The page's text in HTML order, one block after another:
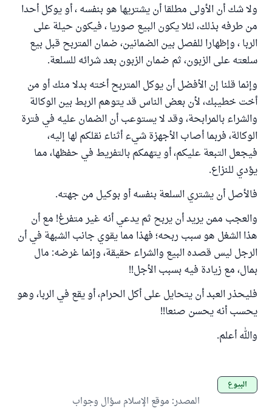
ولا شك أن الأولى مطلقا أن يشتريها هو بنفسه ، أو يوكل أحدا
من طرفه بذلك، لئلا يكون البيع صوريا ، فيكون حيلة على
الربا ، وإظهارا للفصل بين الضمانين، ضمان المتربح قبل بيع
سلعته على الزبون، ثم ضمان الزبون بعد شرائه للسلعة.
وإنما قلنا إن الأفضل أن يوكل المتربح أخته بدلا منك أو من
أخت خطيبك، لأن بعض الناس قد يتوهم الربط بين الوكالة
والشراء بالمرابحة، وقد لا يستوعب أن الضمان عليه في فترة
الوكالة، فربما أصاب الأجهزة شيء أثناء نقلكم لها إليه،
فيجعل التبعة عليكم، أو يتهمكم بالتفريط في حفظها، مما
يؤدي للنزاع.
فالأصل أن يشتري السلعة بنفسه أو بوكيل من جهته.
والعجب ممن يريد أن يربح ثم يدعي أنه غير متفرغ! مع أن
هذا الشغل هو سبب ربحه؛ فهذا مما يقوي جانب الشبهة في أن
الرجل ليس قصده البيع والشراء حقيقة، وإنما غرضه: مال
بمال، مع زيادة فيه بسبب الأجل!!
فليحذر العبد أن يتحايل على أكل الحرام، أو يقع في الربا، وهو
يحسب أنه يحسن صنعا!!
والله أعلم.
البيوع
المصدر: موقع الإسلام سؤال وجواب